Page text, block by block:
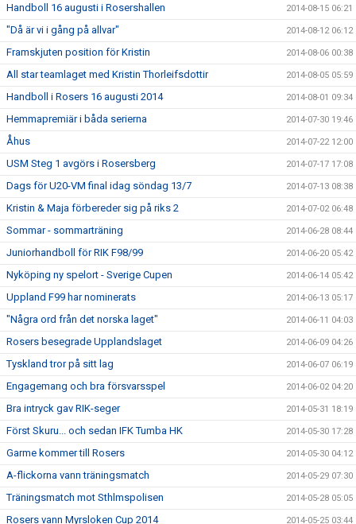
Handboll 16 augusti i Rosershallen 2014-08-15 06:21
"Då är vi i gång på allvar" 2014-08-12 06:12
Framskjuten position för Kristin 2014-08-06 00:38
All star teamlaget med Kristin Thorleifsdottir 2014-08-05 05:59
Handboll i Rosers 16 augusti 2014 2014-08-01 09:34
Hemmapremiär i båda serierna 2014-07-30 19:46
Åhus 2014-07-22 12:00
USM Steg 1 avgörs i Rosersberg 2014-07-17 17:08
Dags för U20-VM final idag söndag 13/7 2014-07-13 08:38
Kristin & Maja förbereder sig på riks 2 2014-07-02 06:48
Sommar - sommarträning 2014-06-28 08:44
Juniorhandboll för RIK F98/99 2014-06-20 05:42
Nyköping ny spelort - Sverige Cupen 2014-06-14 05:42
Uppland F99 har nominerats 2014-06-13 05:17
"Några ord från det norska laget" 2014-06-11 04:03
Rosers besegrade Upplandslaget 2014-06-09 04:26
Tyskland tror på sitt lag 2014-06-07 06:19
Engagemang och bra försvarsspel 2014-06-02 04:20
Bra intryck gav RIK-seger 2014-05-31 18:19
Först Skuru... och sedan IFK Tumba HK 2014-05-30 17:28
Garme kommer till Rosers 2014-05-30 04:12
A-flickorna vann träningsmatch 2014-05-29 07:30
Träningsmatch mot Sthlmspolisen 2014-05-28 05:05
Rosers vann Myrsloken Cup 2014 2014-05-25 03:44